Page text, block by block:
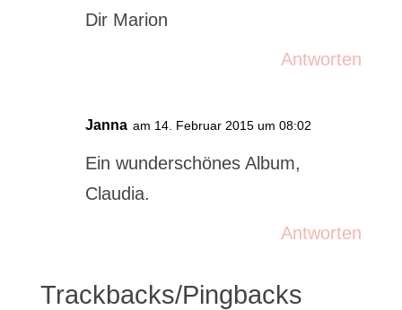
Dir Marion
Antworten
Janna am 14. Februar 2015 um 08:02
Ein wunderschönes Album,
Claudia.
Antworten
Trackbacks/Pingbacks